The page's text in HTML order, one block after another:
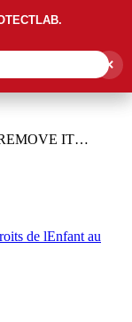
IT…
×
×